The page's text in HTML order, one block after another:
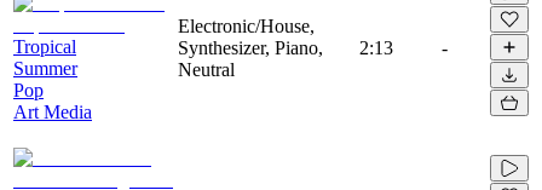
Tropical
Summer
Pop
Art Media
Electronic/House,
Synthesizer, Piano,
Neutral
2:13 -